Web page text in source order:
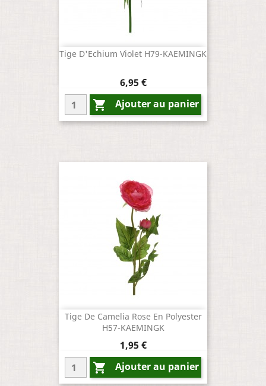
Tige D'Echium Violet H79-KAEMINGK
Prix
6,95 €
 Ajouter au panier
Tige De Camelia Rose En Polyester
H57-KAEMINGK
Prix
1,95 €
 Ajouter au panier